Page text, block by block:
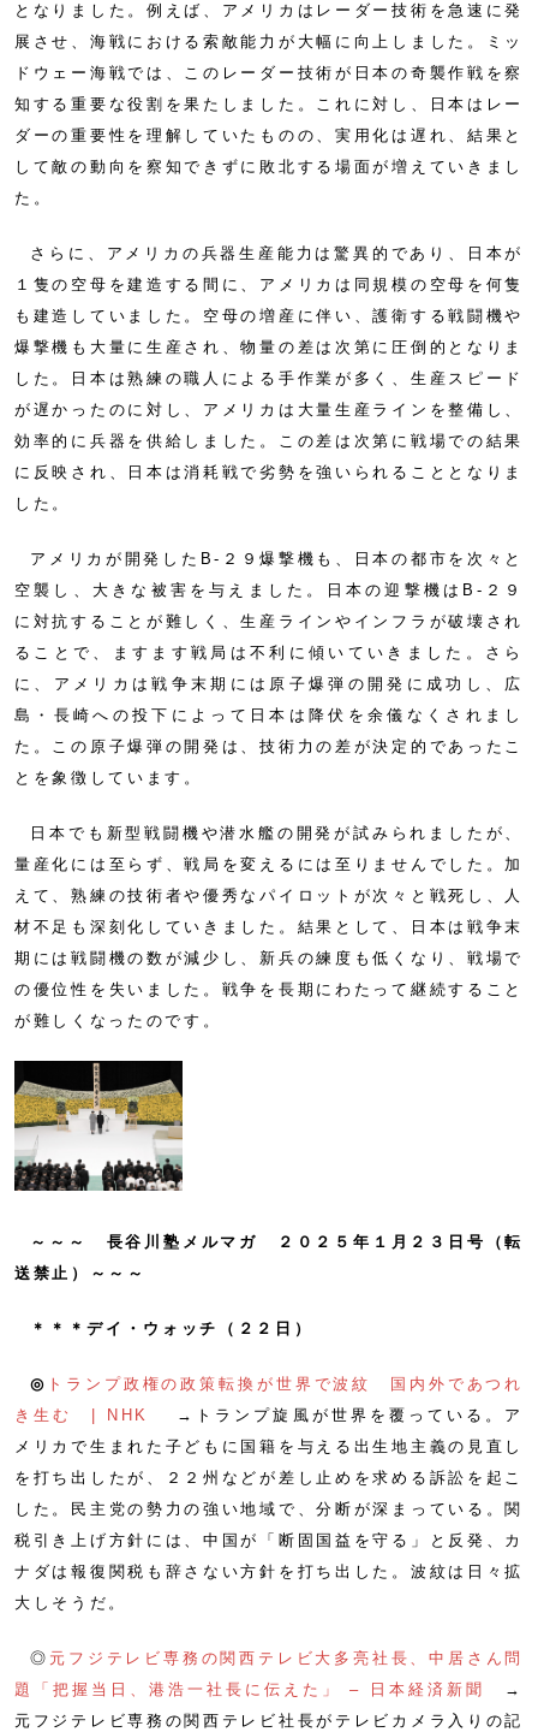
となりました。例えば、アメリカはレーダー技術を急速に発
展させ、海戦における索敵能力が大幅に向上しました。ミッ
ドウェー海戦では、このレーダー技術が日本の奇襲作戦を察
知する重要な役割を果たしました。これに対し、日本はレー
ダーの重要性を理解していたものの、実用化は遅れ、結果と
して敵の動向を察知できずに敗北する場面が増えていきまし
た。
さらに、アメリカの兵器生産能力は驚異的であり、日本が
１隻の空母を建造する間に、アメリカは同規模の空母を何隻
も建造していました。空母の増産に伴い、護衛する戦闘機や
爆撃機も大量に生産され、物量の差は次第に圧倒的となりま
した。日本は熟練の職人による手作業が多く、生産スピード
が遅かったのに対し、アメリカは大量生産ラインを整備し、
効率的に兵器を供給しました。この差は次第に戦場での結果
に反映され、日本は消耗戦で劣勢を強いられることとなりま
した。
アメリカが開発したB-２９爆撃機も、日本の都市を次々と
空襲し、大きな被害を与えました。日本の迎撃機はB-２９
に対抗することが難しく、生産ラインやインフラが破壊され
ることで、ますます戦局は不利に傾いていきました。さら
に、アメリカは戦争末期には原子爆弾の開発に成功し、広
島・長崎への投下によって日本は降伏を余儀なくされまし
た。この原子爆弾の開発は、技術力の差が決定的であったこ
とを象徴しています。
日本でも新型戦闘機や潜水艦の開発が試みられましたが、
量産化には至らず、戦局を変えるには至りませんでした。加
えて、熟練の技術者や優秀なパイロットが次々と戦死し、人
材不足も深刻化していきました。結果として、日本は戦争末
期には戦闘機の数が減少し、新兵の練度も低くなり、戦場で
の優位性を失いました。戦争を長期にわたって継続すること
が難しくなったのです。
～～～ 長谷川塾メルマガ ２０２５年１月２３日号（転
送禁止）～～～
＊＊＊デイ・ウォッチ（２２日）
◎ トランプ政権の政策転換が世界で波紋 国内外であつれ
き生む | NHK
→トランプ旋風が世界を覆っている。ア
メリカで生まれた子どもに国籍を与える出生地主義の見直し
を打ち出したが、２２州などが差し止めを求める訴訟を起こ
した。民主党の勢力の強い地域で、分断が深まっている。関
税引き上げ方針には、中国が「断固国益を守る」と反発、カ
ナダは報復関税も辞さない方針を打ち出した。波紋は日々拡
大しそうだ。
◎ 元フジテレビ専務の関西テレビ大多亮社長、中居さん問
題「把握当日、港浩一社長に伝えた」 – 日本経済新聞
→
元フジテレビ専務の関西テレビ社長がテレビカメラ入りの記